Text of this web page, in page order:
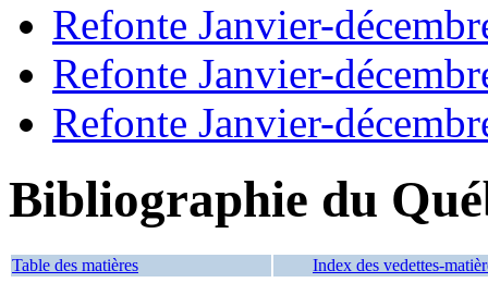
Refonte Janvier-
Refonte Janvier-
Refonte Janvier-
Bibliographie du
Table des matières Index des vedettes-